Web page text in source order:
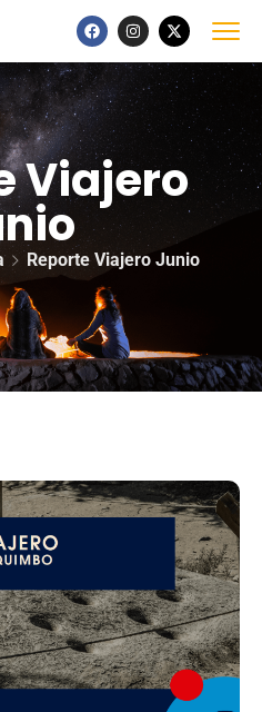
Viajero
Reporte Viajero Junio